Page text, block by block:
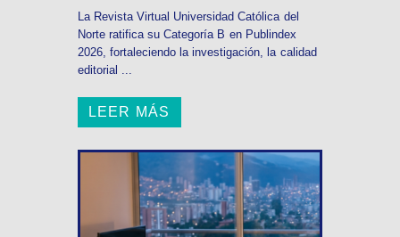
La Revista Virtual Universidad Católica del
Norte ratifica su Categoría B en Publindex
2026, fortaleciendo la investigación, la calidad
editorial ...
LEER MÁS